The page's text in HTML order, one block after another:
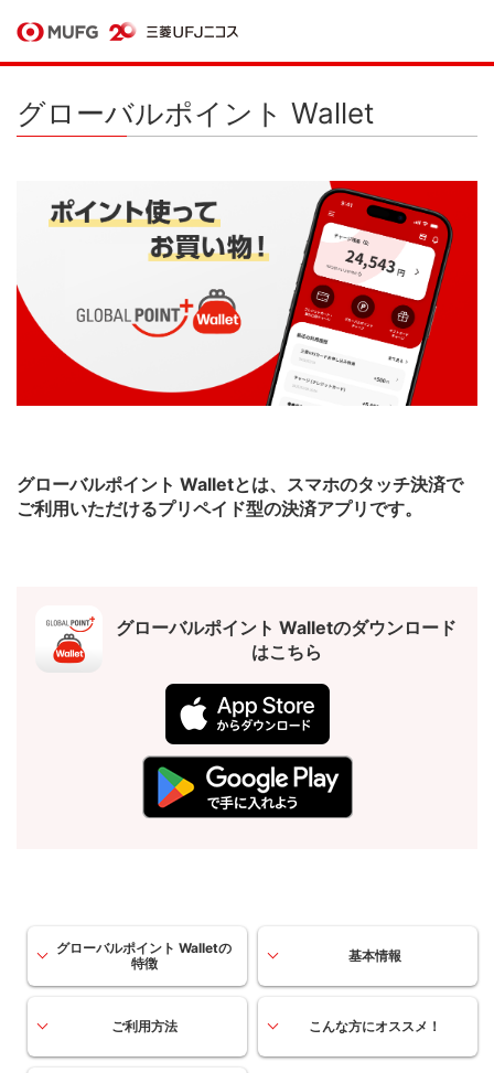
グローバルポイント Wallet
グローバルポイント Walletとは、スマホのタッチ決済で
ご利用いただけるプリペイド型の決済アプリです。
グローバルポイント Walletのダウンロード
はこちら
グローバルポイント Walletの
特徴
基本情報
ご利用方法 こんな方にオススメ！